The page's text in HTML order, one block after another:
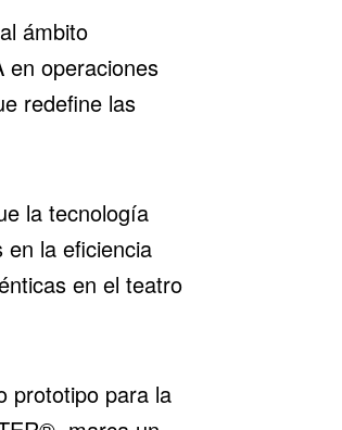
ámbito
en operaciones
redefine las
la tecnología
en la eficiencia
en el teatro
prototipo para la